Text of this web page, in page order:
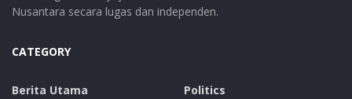
Nusantara secara lugas dan independen.
CATEGORY
Berita Utama
Politics